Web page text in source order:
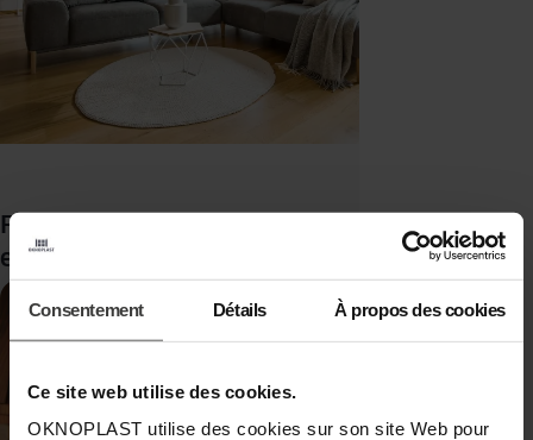
Consentement Détails À propos des cookies
Ce site web utilise des cookies.
OKNOPLAST utilise des cookies sur son site Web pour
Fenêtre fixe : de quoi s’agit-il, pourquoi la choisir
et où l’installer ?